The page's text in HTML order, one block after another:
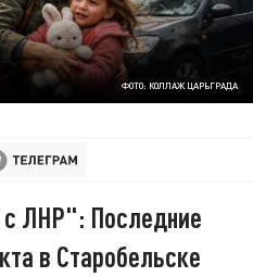
ФОТО: КОЛЛАЖ ЦАРЬГРАДА
с ЛНР": Последние
в Старобельске